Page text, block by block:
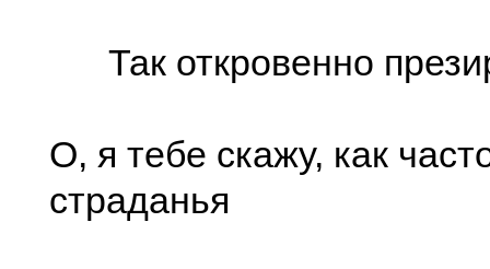
Так откровенно
О, я тебе скажу, как
страданья